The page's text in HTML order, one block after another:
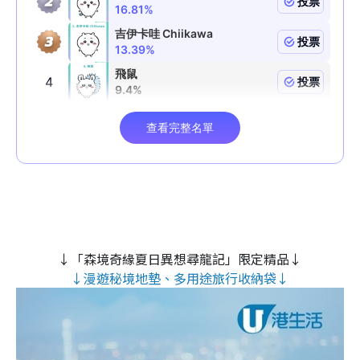
↓「森境奇緣夏日異想尋龍記」限定精品↓
↓漫遊秘境地墊、多用途旅行收納袋↓